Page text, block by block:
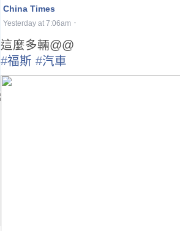
China Times
Yesterday at 7:06am ·
這麼多輛@@
‪#‎福斯‬ ‪#‎汽車‬